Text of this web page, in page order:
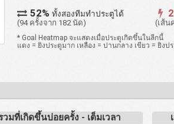
52%ทั้งสองทีมทำประตูได้
(94 ครั้งจาก 182 นัด)
(เส้น
* Goal Heatmap จะแสดงเมื่อประตูเกิดขึ้นในลีกนี้
แดง = ยิงประตูมาก เหลือง = ปานกลาง เขียว = ยิงป
วมที่เกิดขึ้นบ่อยครั้ง - เต็มเวลา